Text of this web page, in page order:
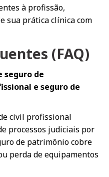
à profissão,
sua prática clínica com
(FAQ)
seguro de
e seguro de
civil profissional
processos judiciais por
de patrimônio cobre
perda de equipamentos